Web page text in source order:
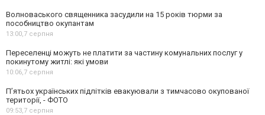
Волноваського священника засудили на 15 років тюрми за
пособництво окупантам
13:00,7 серпня
Переселенці можуть не платити за частину комунальних послуг у
покинутому житлі: які умови
10:06,7 серпня
П’ятьох українських підлітків евакуювали з тимчасово окупованої
території, - ФОТО
09:53,7 серпня